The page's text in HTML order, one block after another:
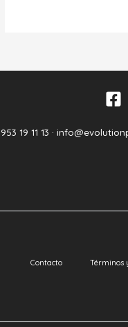
953 19 11 13 ·
Contacto Términos